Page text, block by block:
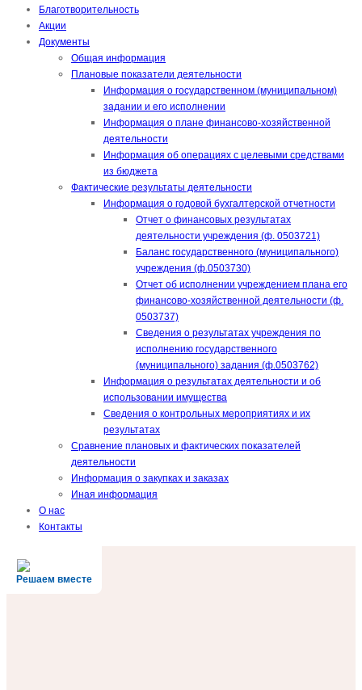
Благотворительность
Акции
Документы
Общая информация
Плановые показатели деятельности
Информация о государственном (муниципальном)
задании и его исполнении
Информация о плане финансово-хозяйственной
деятельности
Информация об операциях с целевыми средствами
из бюджета
Фактические результаты деятельности
Информация о годовой бухгалтерской отчетности
Отчет о финансовых результатах
деятельности учреждения (ф. 0503721)
Баланс государственного (муниципального)
учреждения (ф.0503730)
Отчет об исполнении учреждением плана его
финансово-хозяйственной деятельности (ф.
0503737)
Сведения о результатах учреждения по
исполнению государственного
(муниципального) задания (ф.0503762)
Информация о результатах деятельности и об
использовании имущества
Сведения о контрольных мероприятиях и их
результатах
Сравнение плановых и фактических показателей
деятельности
Информация о закупках и заказах
Иная информация
О нас
Контакты
Решаем вместе